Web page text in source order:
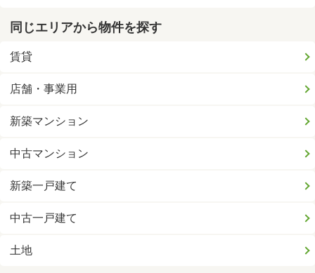
同じエリアから物件を探す
賃貸
店舗・事業用
新築マンション
中古マンション
新築一戸建て
中古一戸建て
土地